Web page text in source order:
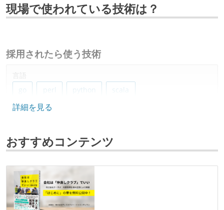
現場で使われている技術は？
採用されたら使う技術
言語
go
perl python scala
フレームワーク
データベース
postgresql
mysql
ソースコード管理
git
subversion
詳細を見る
おすすめコンテンツ